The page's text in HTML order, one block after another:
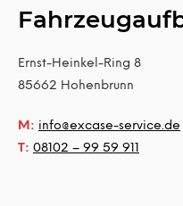
Ernst-Heinkel-Ring 8
85662 Hohenbrunn
M: info@excase-service.de
T: 08102 – 99 59 911